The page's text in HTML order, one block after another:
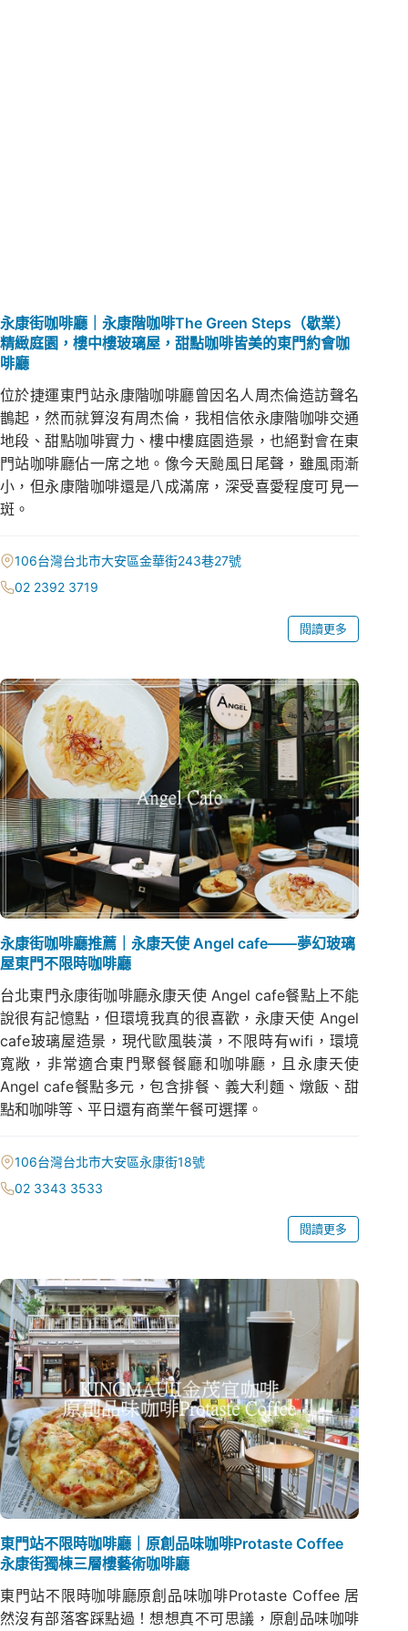
永康街咖啡廳｜永康階咖啡The Green Steps（歇業）
精緻庭園，樓中樓玻璃屋，甜點咖啡皆美的東門約會咖
啡廳
位於捷運東門站永康階咖啡廳曾因名人周杰倫造訪聲名
鵲起，然而就算沒有周杰倫，我相信依永康階咖啡交通
地段、甜點咖啡實力、樓中樓庭園造景，也絕對會在東
門站咖啡廳佔一席之地。像今天颱風日尾聲，雖風雨漸
小，但永康階咖啡還是八成滿席，深受喜愛程度可見一
斑。
106台灣台北市大安區金華街243巷27號
02 2392 3719
閱讀更多
永康街咖啡廳推薦｜永康天使 Angel cafe——夢幻玻璃
屋東門不限時咖啡廳
台北東門永康街咖啡廳永康天使 Angel cafe餐點上不能
說很有記憶點，但環境我真的很喜歡，永康天使 Angel
cafe玻璃屋造景，現代歐風裝潢，不限時有wifi，環境
寬敞，非常適合東門聚餐餐廳和咖啡廳，且永康天使
Angel cafe餐點多元，包含排餐、義大利麵、燉飯、甜
點和咖啡等、平日還有商業午餐可選擇。
106台灣台北市大安區永康街18號
02 3343 3533
閱讀更多
東門站不限時咖啡廳｜原創品味咖啡Protaste Coffee
永康街獨棟三層樓藝術咖啡廳
東門站不限時咖啡廳原創品味咖啡Protaste Coffee 居
然沒有部落客踩點過！想想真不可思議，原創品味咖啡